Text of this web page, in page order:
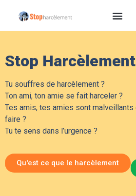
Stop Harcèlement
Tu souffres de harcèlement ?
Ton ami, ton amie se fait harceler ?
Tes amis, tes amies sont
faire ?
Tu te sens dans l’urgence ?
Qu'est ce que le harcèlement